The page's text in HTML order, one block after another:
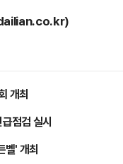
개최
점검 실시
벨' 개최